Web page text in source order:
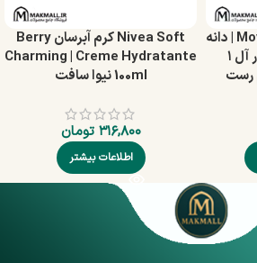
Movenpick One for All 1kg | دانه
قهوه موونپیک وان فور آل ۱
Nivea Soft کرم آبرسان Berry
Charming | Creme Hydratante
100ml نیوا سافت
۳۱۶,۸۰۰ تومان
اطلاعات بیشتر